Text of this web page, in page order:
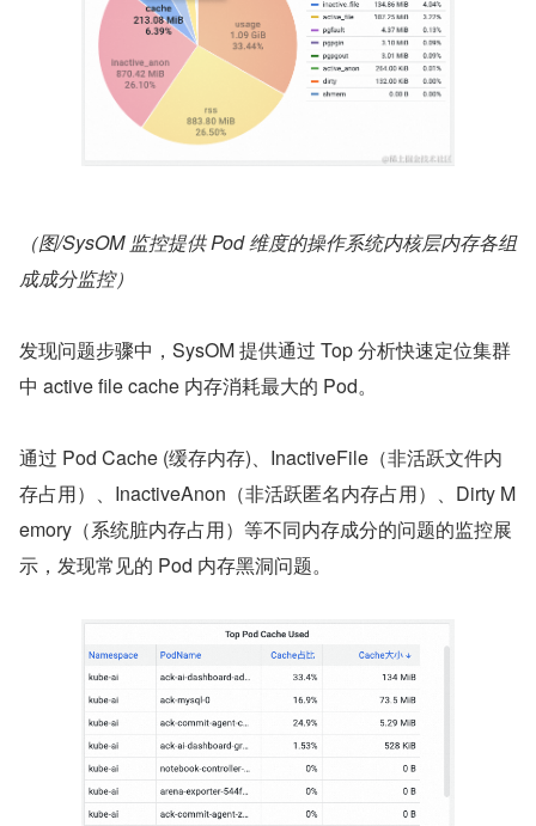
（图/SysOM 监控提供 Pod 维度的操作系统内核层内存各组
成成分监控）
发现问题步骤中，SysOM 提供通过 Top 分析快速定位集群
中 active file cache 内存消耗最大的 Pod。
通过 Pod Cache (缓存内存)、InactiveFile（非活跃文件内
存占用）、InactiveAnon（非活跃匿名内存占用）、Dirty M
emory（系统脏内存占用）等不同内存成分的问题的监控展
示，发现常见的 Pod 内存黑洞问题。